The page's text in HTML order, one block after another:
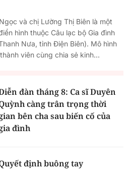
và chị Lường Thị Biên là một
hình thuộc Câu lạc bộ Gia đình
Nưa, tỉnh Điện Biên). Mô hình
viên cùng chia sẻ kinh...
đàn tháng 8: Ca sĩ Duyên
càng trân trọng thời
bên cha sau biến cố của
đình
định buông tay